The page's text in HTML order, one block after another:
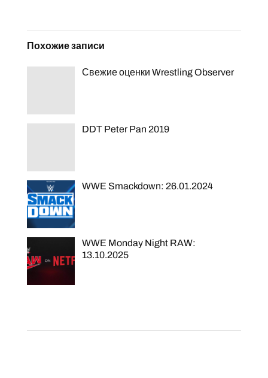
Похожие записи
Свежие оценки Wrestling Observer
DDT Peter Pan 2019
WWE Smackdown: 26.01.2024
WWE Monday Night RAW:
13.10.2025